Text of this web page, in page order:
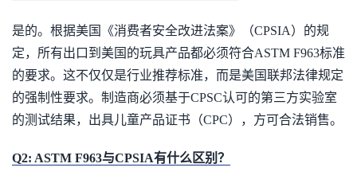
是的。根据美国《消费者安全改进法案》（CPSIA）的规
定，所有出口到美国的玩具产品都必须符合ASTM F963标准
的要求。这不仅仅是行业推荐标准，而是美国联邦法律规定
的强制性要求。制造商必须基于CPSC认可的第三方实验室
的测试结果，出具儿童产品证书（CPC），方可合法销售。
Q2: ASTM F963与CPSIA有什么区别？